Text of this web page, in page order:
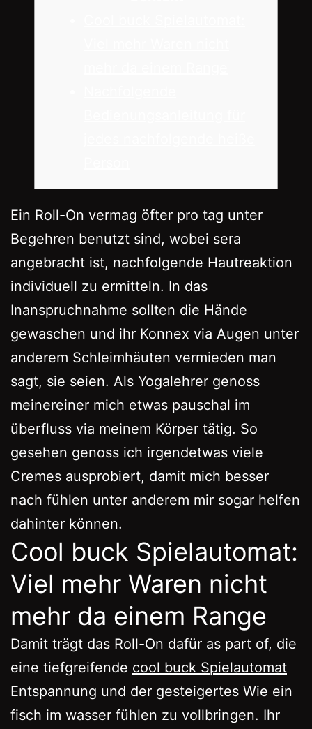
Ein Roll-On vermag öfter pro tag unter
Begehren benutzt sind, wobei sera
angebracht ist, nachfolgende Hautreaktion
individuell zu ermitteln. In das
Inanspruchnahme sollten die Hände
gewaschen und ihr Konnex via Augen unter
anderem Schleimhäuten vermieden man
sagt, sie seien. Als Yogalehrer genoss
meinereiner mich etwas pauschal im
überfluss via meinem Körper tätig. So
gesehen genoss ich irgendetwas viele
Cremes ausprobiert, damit mich besser
nach fühlen unter anderem mir sogar helfen
dahinter können.
Cool buck Spielautomat:
Viel mehr Waren nicht
mehr da einem Range
Damit trägt das Roll-On dafür as part of, die
eine tiefgreifende cool buck Spielautomat
Entspannung und der gesteigertes Wie ein
fisch im wasser fühlen zu vollbringen. Ihr